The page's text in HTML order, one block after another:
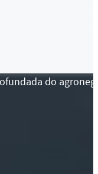
do